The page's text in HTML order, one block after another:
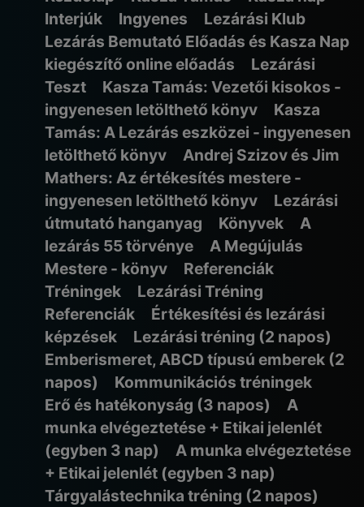
Interjúk
Ingyenes
Lezárási Klub
Lezárás Bemutató Előadás és Kasza Nap
kiegészítő online előadás
Lezárási
Teszt
Kasza Tamás: Vezetői kisokos -
ingyenesen letölthető könyv
Kasza
Tamás: A Lezárás eszközei - ingyenesen
letölthető könyv
Andrej Szizov és Jim
Mathers: Az értékesítés mestere -
ingyenesen letölthető könyv
Lezárási
útmutató hanganyag
Könyvek
A
lezárás 55 törvénye
A Megújulás
Mestere - könyv
Referenciák
Tréningek
Lezárási Tréning
Referenciák
Értékesítési és lezárási
képzések
Lezárási tréning (2 napos)
Emberismeret, ABCD típusú emberek (2
napos)
Kommunikációs tréningek
Erő és hatékonyság (3 napos)
A
munka elvégeztetése + Etikai jelenlét
(egyben 3 nap)
A munka elvégeztetése
+ Etikai jelenlét (egyben 3 nap)
Tárgyalástechnika tréning (2 napos)